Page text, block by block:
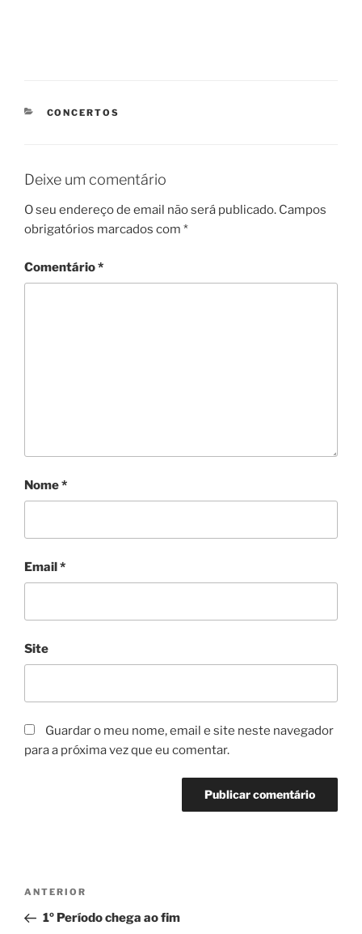
CATEGORIAS
CONCERTOS
Deixe um comentário
O seu endereço de email não será publicado. Campos
obrigatórios marcados com *
Comentário*
Nome*
Email*
Site
Guardar o meu nome, email e site neste navegador
para a próxima vez que eu comentar.
Navegação
artigos
Conteúdo
anterior
ANTERIOR
1º Período chega ao fim